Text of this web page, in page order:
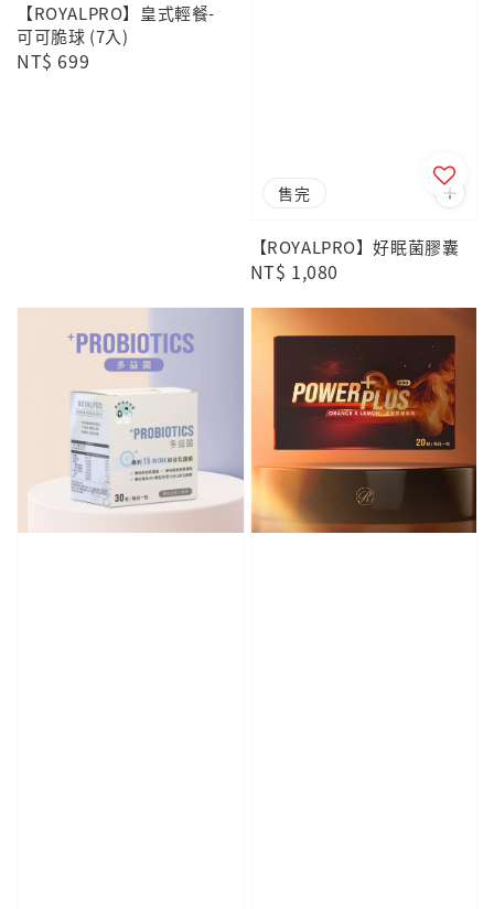
【ROYALPRO】皇式輕餐-
可可脆球 (7入)
Regular
NT$ 699
售完
【ROYALPRO】好眠菌膠囊
Regular
NT$ 1,080